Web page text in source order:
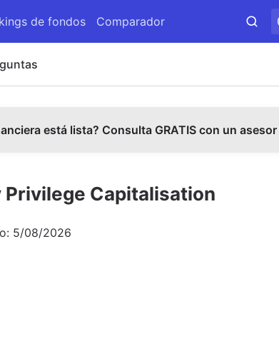
de fondos Comparador
está lista? Consulta GRATIS con un
Privilege Capitalisation
5/08/2026